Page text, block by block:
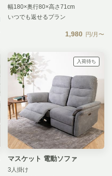
幅180×奥行80×高さ71cm
いつでも返せるプラン
1,980 円/月〜
入荷待ち
マスケット 電動ソファ
3人掛け